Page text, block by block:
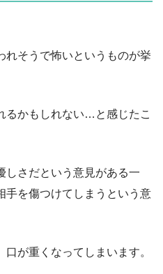
れそうで怖いというものが挙
るかもしれない…と感じたこ
しさだという意見がある一
手を傷つけてしまうという意
が重くなってしまいます。